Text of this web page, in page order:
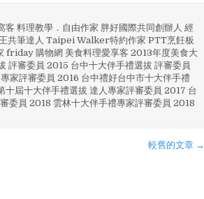
料理教學．自由作家 胖好國際共同創辦人 經
共筆達人 Taipei Walker特約作家 PTT烹飪板
friday 購物網 美食料理愛享客 2013年度美食大
審委員 2015 台中十大伴手禮選拔 評審委員
家評審委員 2016 台中禮好台中市十大伴手禮
屆十大伴手禮選拔 達人專家評審委員 2017 台
委員 2018 雲林十大伴手禮專家評審委員 2018
較舊的文章 →